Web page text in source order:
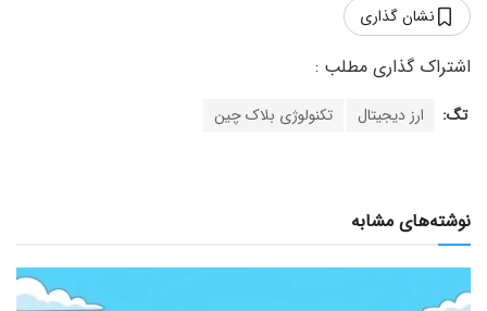
نشان گذاری
تگ: ارز دیجیتال تکنولوژی بلاک چین
نوشته‌های مشابه